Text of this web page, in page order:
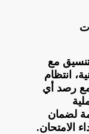
مع
انتظام
مع رصد أي
لضمان
الامتحان.